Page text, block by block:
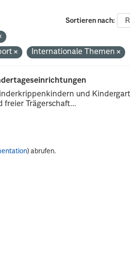
Sortieren nach
Internationale Themen
und
Trägerschaft...
) abrufen.